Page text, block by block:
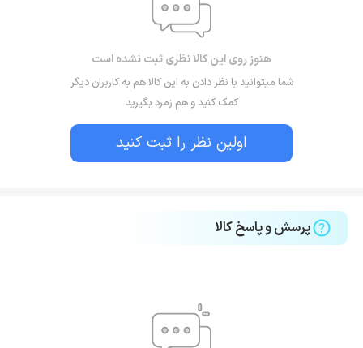
هنوز روی این کالا نظری ثبت نشده است
شما میتوانید با نظر دادن به این کالا هم به کاربران دیگر
کمک کنید و هم زمرد بگیرید
اولین نظر را ثبت کنید
پرسش و پاسخ کالا